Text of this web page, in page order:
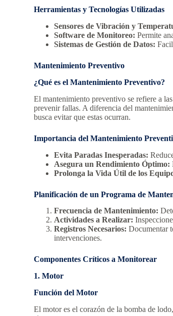
Herramientas y Tecnologías Utilizadas
Sensores de Vibración y
Software de Monitoreo: Permite
Sistemas de Gestión de Datos:
Mantenimiento Preventivo
¿Qué es el Mantenimiento Preventivo?
El mantenimiento preventivo se refiere a
prevenir fallas. A diferencia del
busca evitar que estas ocurran.
Importancia del Mantenimiento
Evita Paradas Inesperadas:
Asegura un Rendimiento Óptimo:
Prolonga la Vida Útil de los
Planificación de un Programa de
Frecuencia de Mantenimiento:
Actividades a Realizar:
Registros Necesarios: Documentar
intervenciones.
Componentes Críticos a Monitorear
1. Motor
Función del Motor
El motor es el corazón de la bomba de